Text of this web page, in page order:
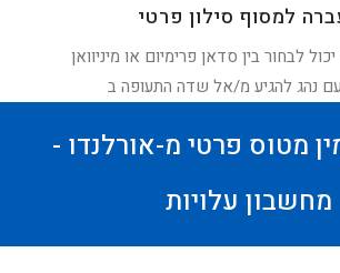
למסוף סילון פרטי
לבחור בין סדאן פרימיום או מיניוואן
נהג להגיע מ/אל שדה התעופה ב
מטוס פרטי מ-אורלנדו -
מחשבון עלויות